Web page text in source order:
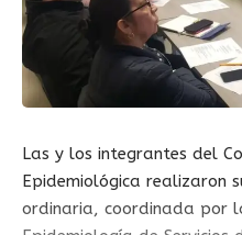
Las y los integrantes del
Epidemiológica realizaron
ordinaria, coordinada por